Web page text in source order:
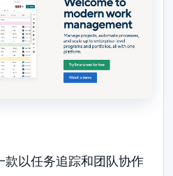
款以任务追踪和团队协作